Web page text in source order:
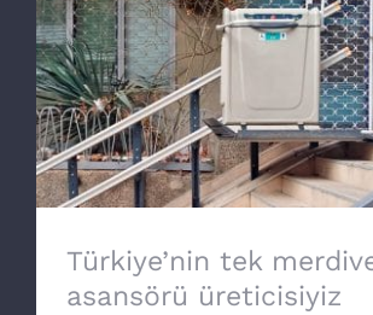
Türkiye’nin tek merdiven
üreticisiyiz
Türkiye’nin tek
asansörü üreticisiyiz